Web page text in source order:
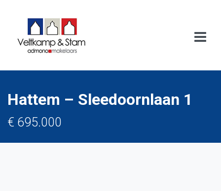
Hattem – Sleedoornlaan 1
€ 695.000